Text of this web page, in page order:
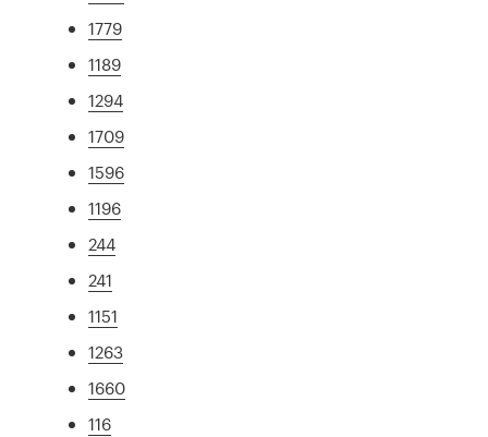
1779
1189
1294
1709
1596
1196
244
241
1151
1263
1660
116